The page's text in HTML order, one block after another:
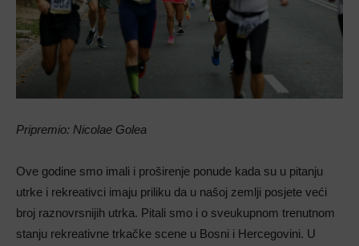
Pripremio: Nicolae Golea
Ove godine smo imali i proširenje ponude kada su u pitanju
utrke i rekreativci imaju priliku da u našoj zemlji posjete veći
broj raznovrsnijih utrka. Pitali smo i o sveukupnom trenutnom
stanju rekreativne trkačke scene u Bosni i Hercegovini. U